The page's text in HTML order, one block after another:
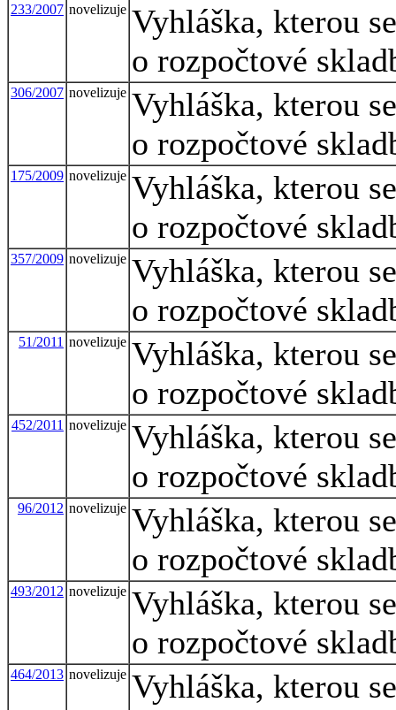
233/2007 novelizuje Vyhláška, kterou
o rozpočtové
306/2007 novelizuje Vyhláška, kterou
o rozpočtové
175/2009 novelizuje Vyhláška, kterou
o rozpočtové
357/2009 novelizuje Vyhláška, kterou
o rozpočtové
51/2011 novelizuje Vyhláška, kterou
o rozpočtové
452/2011 novelizuje Vyhláška, kterou
o rozpočtové
96/2012 novelizuje Vyhláška, kterou
o rozpočtové
493/2012 novelizuje Vyhláška, kterou
o rozpočtové
464/2013 novelizuje Vyhláška, kterou